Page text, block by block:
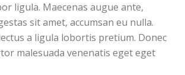
ligula. Maecenas augue ante,
sit amet, accumsan eu nulla.
a ligula lobortis pretium. Donec
malesuada venenatis eget eget